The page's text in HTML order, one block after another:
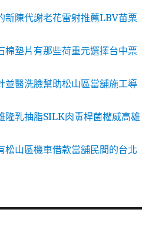
新陳代謝老花雷射推薦LBV苗栗
棉墊片有那些荷重元選擇台中票
並醫洗臉幫助松山區當舖施工導
隆乳抽脂SILK肉毒桿菌權威高雄
松山區機車借款當舖民間的台北